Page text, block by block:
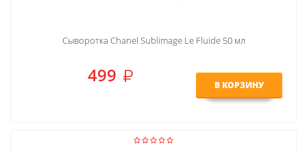
Сыворотка Chanel Sublimage Le Fluide 50 мл
499 В КОРЗИНУ